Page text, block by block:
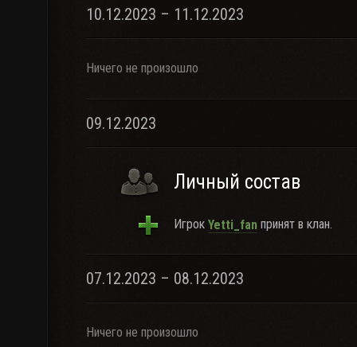
10.12.2023 – 11.12.2023
Ничего не произошло
09.12.2023
Личный состав
Игрок Yetti_fan принят в клан.
07.12.2023 – 08.12.2023
Ничего не произошло